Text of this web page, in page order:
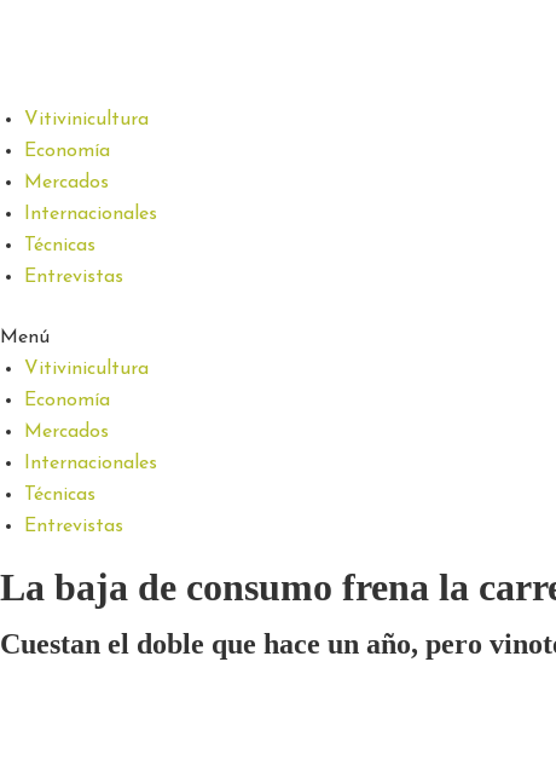
Vitivinicultura
Economía
Mercados
Internacionales
Técnicas
Entrevistas
Menú
Vitivinicultura
Economía
Mercados
Internacionales
Técnicas
Entrevistas
La baja de consumo frena la
Cuestan el doble que hace un año, pero